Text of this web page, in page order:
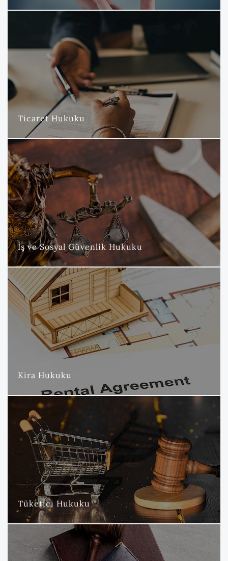
Ticaret Hukuku
Ticaret Hukuku
Nova Hukuk ve Danışmanlık Bürosu olarak, ticaret ve şirketler
hukuku alanında geniş bir sektörel yelpazede hizmet
vermekteyiz.
DAHA FAZLA
İş ve Sosyal Güvenlik Hukuku
İş ve Sosyal Güvenlik Hukuku
İşverenlerin en değerli varlığı olan insan kaynağının korunması
ve haklarının güvence altına alınması konusunda uzmanlaşmış
avukatlarımızla, yerli ve yabancı müvekkillerimize stratejik
danışmanlık, dava takibi ve alternatif uyuşmazlık çözüm
hizmetleri sunmaktayız.
DAHA FAZLA
Kira Hukuku
Kira Hukuku
Nova Hukuk ve Danışmanlık Bürosu olarak, kira hukuku
büromuzun başlıca uzmanlık alanlarından biri olup, bu alanda
geniş bir yelpazede müvekkillerimize üstün hizmet
sunmaktayız.
Tüketici Hukuku
Tüketici Hukuku
Nova Hukuk ve Danışmanlık Bürosu olarak, tüketici hukuku
alanında geniş bir yelpazede hizmet sunmaktayız.
DAHA FAZLA
Yabancılar Hukuku